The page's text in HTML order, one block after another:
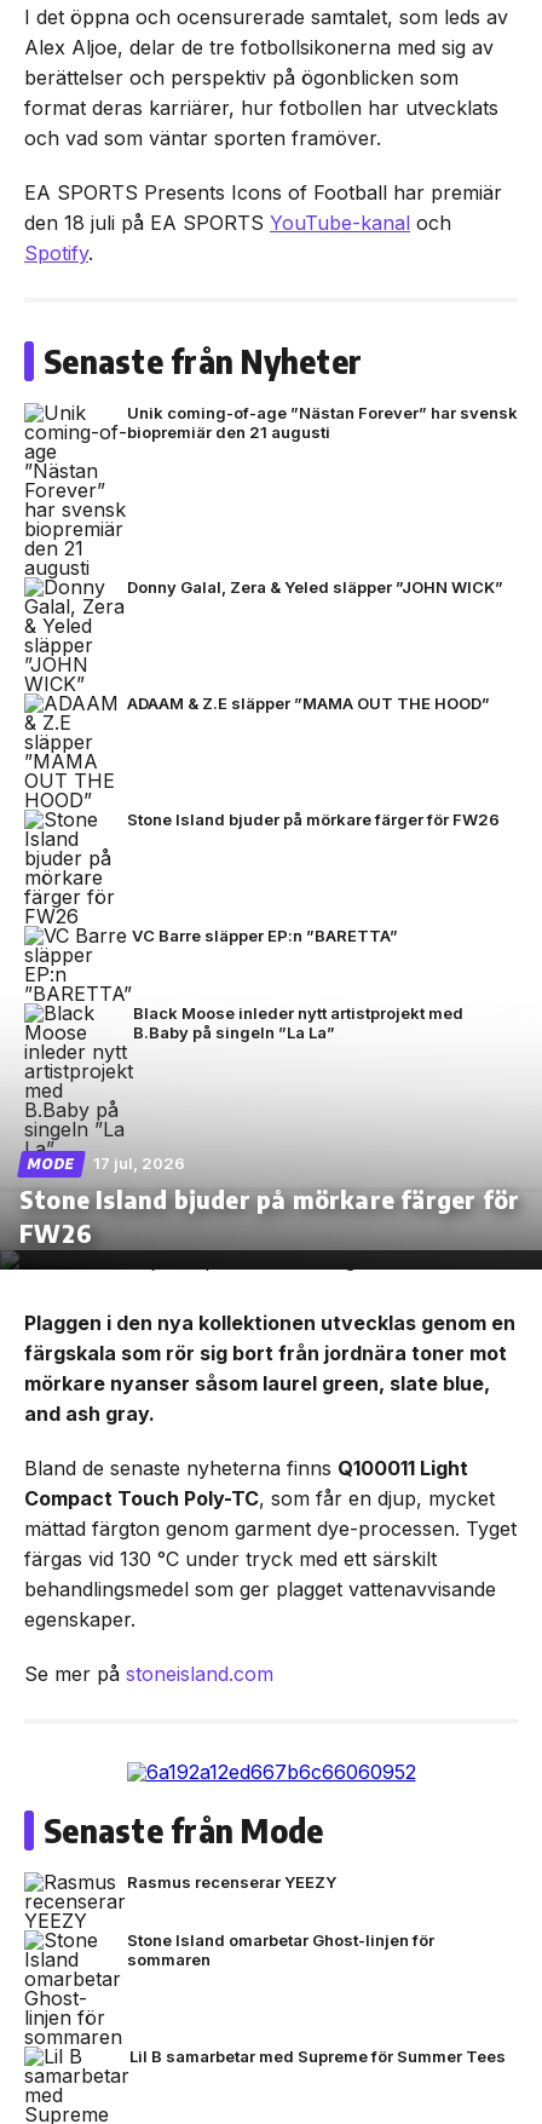
I det öppna och ocensurerade samtalet, som leds av
Alex Aljoe, delar de tre fotbollsikonerna med sig av
berättelser och perspektiv på ögonblicken som
format deras karriärer, hur fotbollen har utvecklats
och vad som väntar sporten framöver.
EA SPORTS Presents Icons of Football har premiär
den 18 juli på EA SPORTS YouTube-kanal och
Spotify.
Senaste från Nyheter
Unik coming-of-age ”Nästan Forever” har svensk
biopremiär den 21 augusti
Donny Galal, Zera & Yeled släpper ”JOHN WICK”
ADAAM & Z.E släpper ”MAMA OUT THE HOOD”
Stone Island bjuder på mörkare färger för FW26
VC Barre släpper EP:n ”BARETTA”
Black Moose inleder nytt artistprojekt med
B.Baby på singeln ”La La”
MODE 17 jul, 2026
Stone Island bjuder på mörkare färger för
FW26
Plaggen i den nya kollektionen utvecklas genom en
färgskala som rör sig bort från jordnära toner mot
mörkare nyanser såsom laurel green, slate blue,
and ash gray.
Bland de senaste nyheterna finns Q100011 Light
Compact Touch Poly-TC, som får en djup, mycket
mättad färgton genom garment dye-processen. Tyget
färgas vid 130 °C under tryck med ett särskilt
behandlingsmedel som ger plagget vattenavvisande
egenskaper.
Se mer på stoneisland.com
Senaste från Mode
Rasmus recenserar YEEZY
Stone Island omarbetar Ghost-linjen för
sommaren
Lil B samarbetar med Supreme för Summer Tees